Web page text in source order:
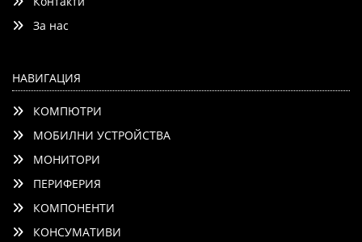
За нас
НАВИГАЦИЯ
КОМПЮТРИ
МОБИЛНИ УСТРОЙСТВА
МОНИТОРИ
ПЕРИФЕРИЯ
КОМПОНЕНТИ
КОНСУМАТИВИ